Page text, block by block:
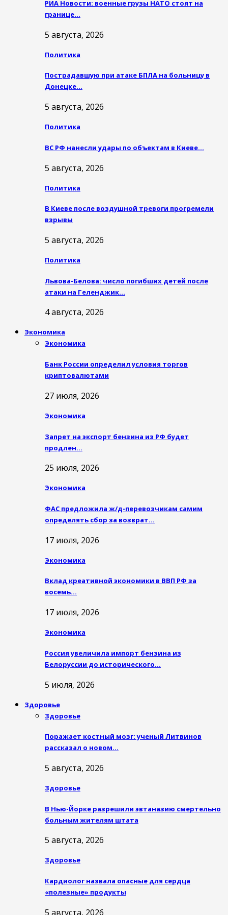
РИА Новости: военные грузы НАТО стоят на
границе…
5 августа, 2026
Политика
Пострадавшую при атаке БПЛА на больницу в
Донецке…
5 августа, 2026
Политика
ВС РФ нанесли удары по объектам в Киеве…
5 августа, 2026
Политика
В Киеве после воздушной тревоги прогремели
взрывы
5 августа, 2026
Политика
Львова-Белова: число погибших детей после
атаки на Геленджик…
4 августа, 2026
Экономика
Экономика
Банк России определил условия торгов
криптовалютами
27 июля, 2026
Экономика
Запрет на экспорт бензина из РФ будет
продлен…
25 июля, 2026
Экономика
ФАС предложила ж/д-перевозчикам самим
определять сбор за возврат…
17 июля, 2026
Экономика
Вклад креативной экономики в ВВП РФ за
восемь…
17 июля, 2026
Экономика
Россия увеличила импорт бензина из
Белоруссии до исторического…
5 июля, 2026
Здоровье
Здоровье
Поражает костный мозг: ученый Литвинов
рассказал о новом…
5 августа, 2026
Здоровье
В Нью-Йорке разрешили эвтаназию смертельно
больным жителям штата
5 августа, 2026
Здоровье
Кардиолог назвала опасные для сердца
«полезные» продукты
5 августа, 2026